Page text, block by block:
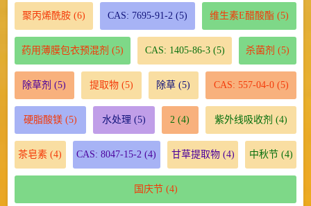
聚丙烯酰胺(6) CAS: 7695-91-2 (5) 维生素E醋酸酯 (5)
药用薄膜包衣预混剂 (5) CAS: 1405-86-3(5) 杀菌剂 (5)
除草剂 (5) 提取物(5) 除草 (5) CAS: 557-04-0(5)
硬脂酸镁(5) 水处理 (5) 2 (4) 紫外线吸收剂 (4)
茶皂素 (4) CAS: 8047-15-2 (4) 甘草提取物(4) 中秋节(4)
国庆节(4)